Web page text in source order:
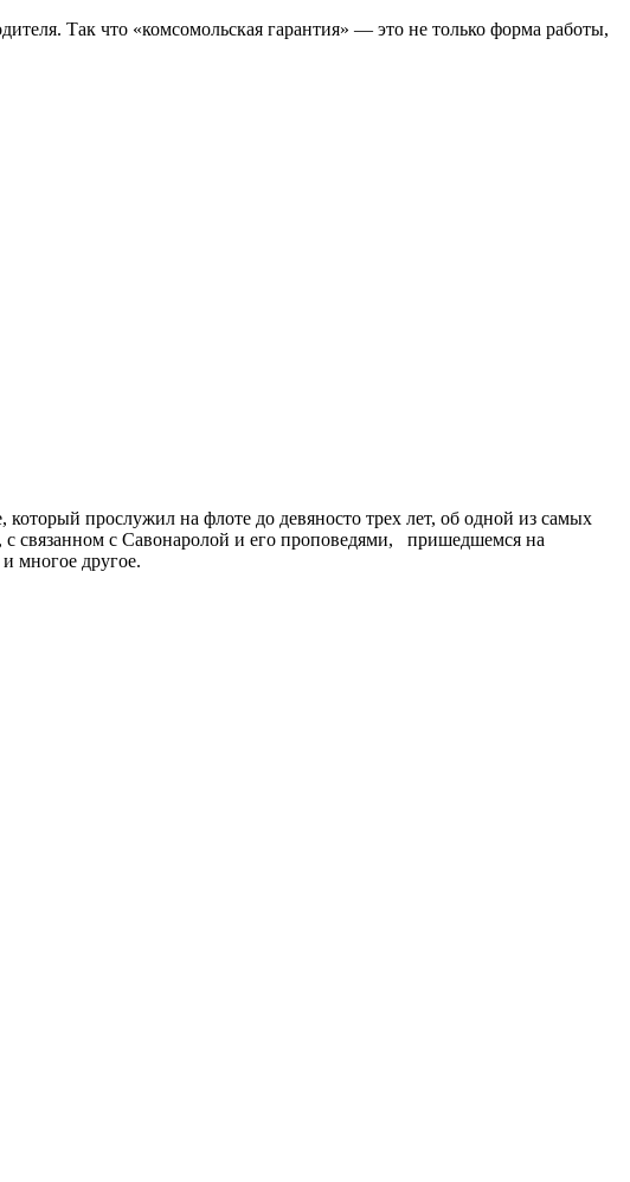
Так что «комсомольская гарантия» — это не только форма работы,
прослужил на флоте до девяносто трех лет, об одной из самых
связанном с Савонаролой и его проповедями, пришедшемся на
многое другое.